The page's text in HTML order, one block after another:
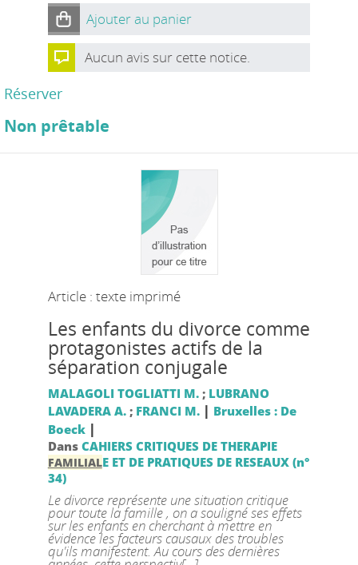
Ajouter au panier
Aucun avis sur cette notice.
Réserver
Non prêtable
Article : texte imprimé
Les enfants du divorce comme
protagonistes actifs de la
séparation conjugale
MALAGOLI TOGLIATTI M.; LUBRANO
LAVADERA A.; FRANCI M. | Bruxelles : De
Boeck|
Dans CAHIERS CRITIQUES DE THERAPIE
FAMILIALE ET DE PRATIQUES DE RESEAUX (n°
34)
Le divorce représente une situation critique
pour toute la famille , on a souligné ses effets
sur les enfants en cherchant à mettre en
évidence les facteurs causaux des troubles
qu'ils manifestent. Au cours des dernières